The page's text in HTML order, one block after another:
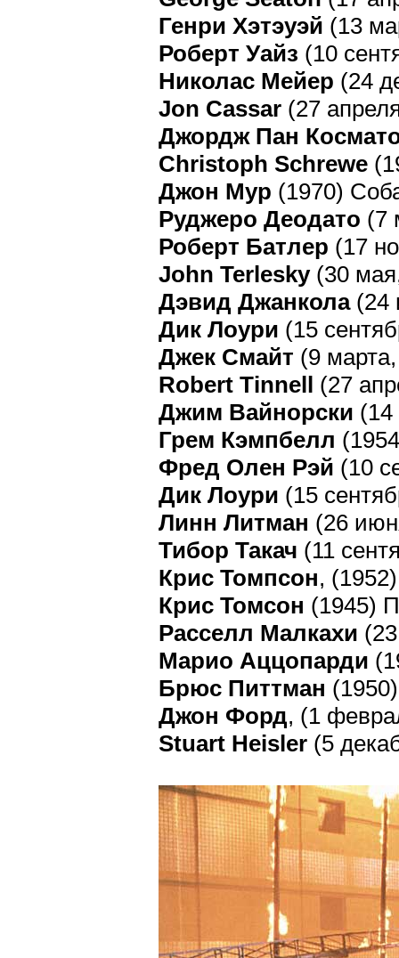
Генри Хэтэуэй (13
Роберт Уайз (10
Николас Мейер (24
Jon Cassar (27
Джордж Пан
Christoph Schrewe
Джон Мур (1970)
Руджеро Деодато (7
Роберт Батлер (17
John Terlesky(30
Дэвид Джанкола(24
Дик Лоури (15
Джек Смайт (9
Robert Tinnell (27
Джим Вайнорски (14
Грем Кэмпбелл
Фред Олен Рэй (10
Дик Лоури (15
Линн Литман (26
Тибор Такач (11
Крис Томпсон,
Крис Томсон (1945)
Расселл Малкахи
Марио Аццопарди
Брюс Питтман
Джон Форд, (1
Stuart Heisler (5